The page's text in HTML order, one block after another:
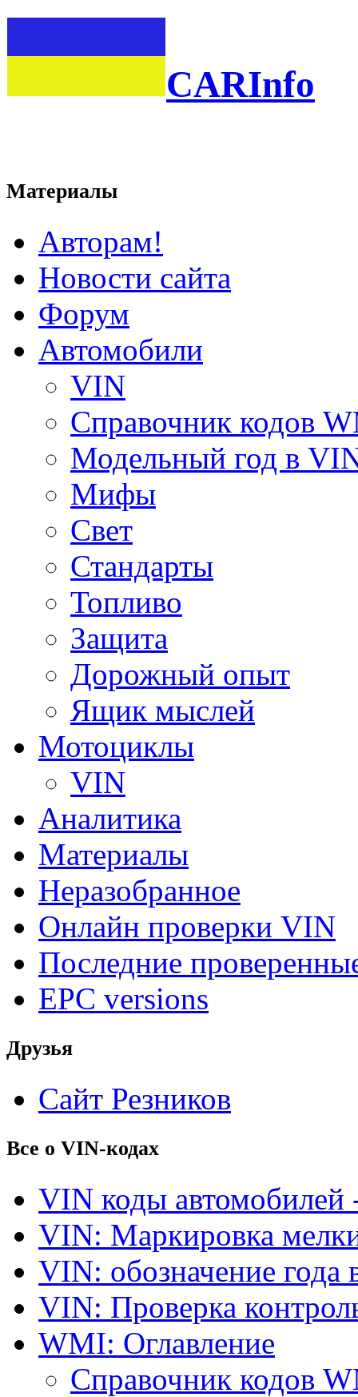
CARInfo
Материалы
Авторам!
Новости сайта
Форум
Автомобили
VIN
Справочник кодов
Модельный год в
Мифы
Свет
Стандарты
Топливо
Защита
Дорожный опыт
Ящик мыслей
Мотоциклы
VIN
Аналитика
Материалы
Неразобранное
Онлайн проверки VIN
Последние
EPC versions
Друзья
Сайт Резников
Все о VIN-кодах
VIN коды автомобилей
VIN: Маркировка
VIN: обозначение года
VIN: Проверка
WMI: Оглавление
Справочник кодов